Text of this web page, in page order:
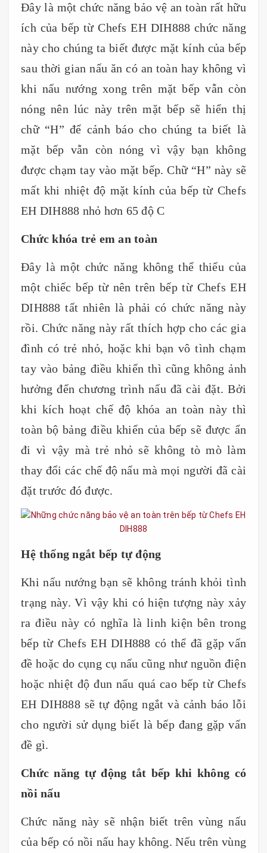
Đây là một chức năng bảo vệ an toàn rất hữu
ích của bếp từ Chefs EH DIH888 chức năng
này cho chúng ta biết được mặt kính của bếp
sau thời gian nấu ăn có an toàn hay không vì
khi nấu nướng xong trên mặt bếp vẫn còn
nóng nên lúc này trên mặt bếp sẽ hiển thị
chữ “H” để cảnh báo cho chúng ta biết là
mặt bếp vẫn còn nóng vì vậy bạn không
được chạm tay vào mặt bếp. Chữ “H” này sẽ
mất khi nhiệt độ mặt kính của bếp từ Chefs
EH DIH888 nhỏ hơn 65 độ C
Chức khóa trẻ em an toàn
Đây là một chức năng không thể thiếu của
một chiếc bếp từ nên trên bếp từ Chefs EH
DIH888 tất nhiên là phải có chức năng này
rồi. Chức năng này rất thích hợp cho các gia
đình có trẻ nhỏ, hoặc khi bạn vô tình chạm
tay vào bảng điều khiển thì cũng không ảnh
hưởng đến chương trình nấu đã cài đặt. Bởi
khi kích hoạt chế độ khóa an toàn này thì
toàn bộ bảng điều khiển của bếp sẽ được ẩn
đi vì vậy mà trẻ nhỏ sẽ không tò mò làm
thay đổi các chế độ nấu mà mọi người đã cài
đặt trước đó được.
Hệ thống ngắt bếp tự động
Khi nấu nướng bạn sẽ không tránh khỏi tình
trạng này. Vì vậy khi có hiện tượng này xảy
ra điều này có nghĩa là linh kiện bên trong
bếp từ Chefs EH DIH888 có thể đã gặp vấn
đề hoặc do cụng cụ nấu cũng như nguồn điện
hoặc nhiệt độ đun nấu quá cao bếp từ Chefs
EH DIH888 sẽ tự động ngắt và cảnh báo lỗi
cho người sử dụng biết là bếp đang gặp vấn
đề gì.
Chức năng tự động tắt bếp khi không có
nồi nấu
Chức năng này sẽ nhận biết trên vùng nấu
của bếp có nồi nấu hay không. Nếu trên vùng